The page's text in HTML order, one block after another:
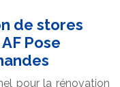
de stores
Pose
pour la rénovation